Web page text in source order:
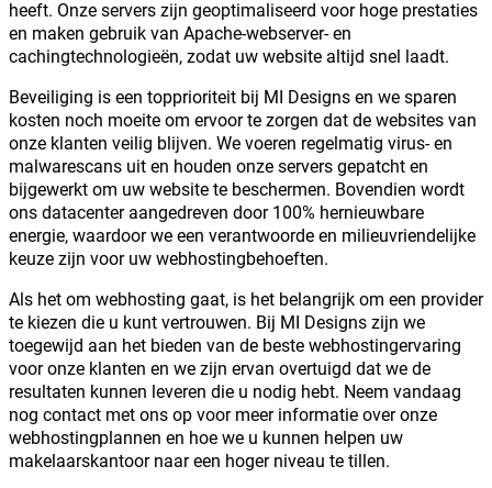
heeft. Onze servers zijn geoptimaliseerd voor hoge prestaties
en maken gebruik van Apache-webserver- en
cachingtechnologieën, zodat uw website altijd snel laadt.
Beveiliging is een topprioriteit bij MI Designs en we sparen
kosten noch moeite om ervoor te zorgen dat de websites van
onze klanten veilig blijven. We voeren regelmatig virus- en
malwarescans uit en houden onze servers gepatcht en
bijgewerkt om uw website te beschermen. Bovendien wordt
ons datacenter aangedreven door 100% hernieuwbare
energie, waardoor we een verantwoorde en milieuvriendelijke
keuze zijn voor uw webhostingbehoeften.
Als het om webhosting gaat, is het belangrijk om een provider
te kiezen die u kunt vertrouwen. Bij MI Designs zijn we
toegewijd aan het bieden van de beste webhostingervaring
voor onze klanten en we zijn ervan overtuigd dat we de
resultaten kunnen leveren die u nodig hebt. Neem vandaag
nog contact met ons op voor meer informatie over onze
webhostingplannen en hoe we u kunnen helpen uw
makelaarskantoor naar een hoger niveau te tillen.